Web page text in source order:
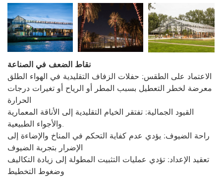
نقاط الضعف في الصناعة
الاعتماد على الطقس: حفلات الزفاف التقليدية في الهواء الطلق
معرضة لخطر التعطيل بسبب المطر أو الرياح أو تغيرات درجات
الحرارة
القيود الجمالية: تفتقر الخيام التقليدية إلى الأناقة المعمارية
والأجواء الطبيعية.
راحة الضيوف: يؤدي عدم كفاية التحكم في المناخ والإضاءة إلى
الإضرار بتجربة الضيوف
تعقيد الإعداد: تؤدي عمليات التثبيت المطولة إلى زيادة التكاليف
وضغوط التخطيط